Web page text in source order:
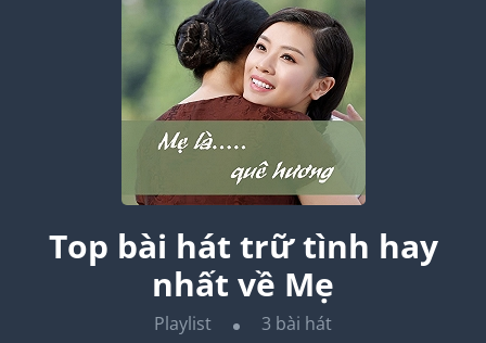
Top bài hát trữ tình hay
nhất về Mẹ
Playlist 3 bài hát